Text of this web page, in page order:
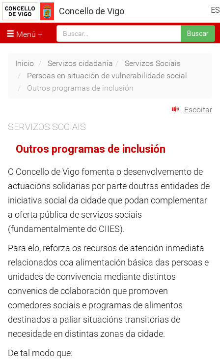
ES
Concello de Vigo
Menú Buscar
Inicio Servizos cidadanía
Servizos Sociais
Persoas en situación de vulnerabilidade social
Outros programas de inclusión
Escoitar
SERVIZOS SOCIAIS
Outros programas de inclusión
O Concello de Vigo fomenta o desenvolvemento de
actuacións solidarias por parte doutras entidades de
iniciativa social da cidade que podan complementar
a oferta pública de servizos sociais
(fundamentalmente do CIIES).
Para elo, reforza os recursos de atención inmediata
relacionados coa alimentación básica das persoas e
unidades de convivencia mediante distintos
convenios de colaboración que promoven
comedores sociais e programas de alimentos
destinados a paliar situacións transitorias de
necesidade en distintas zonas da cidade.
De tal modo que: